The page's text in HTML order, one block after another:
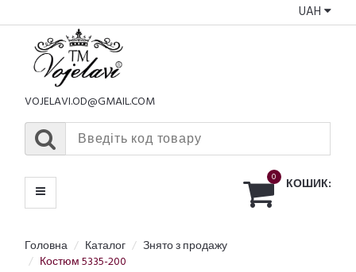
UAH
VOJELAVI.OD@GMAIL.COM
0 КОШИК:
МЕНЮ
Головна Каталог
Знято з продажу
Костюм 5335-200